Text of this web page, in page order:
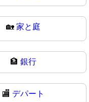
🏡 家と庭
🏦 銀行
🏬 デパート